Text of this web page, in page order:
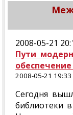
2008-05-21
Пути
2008-05-21 19:33
Сегодня
библиотеки